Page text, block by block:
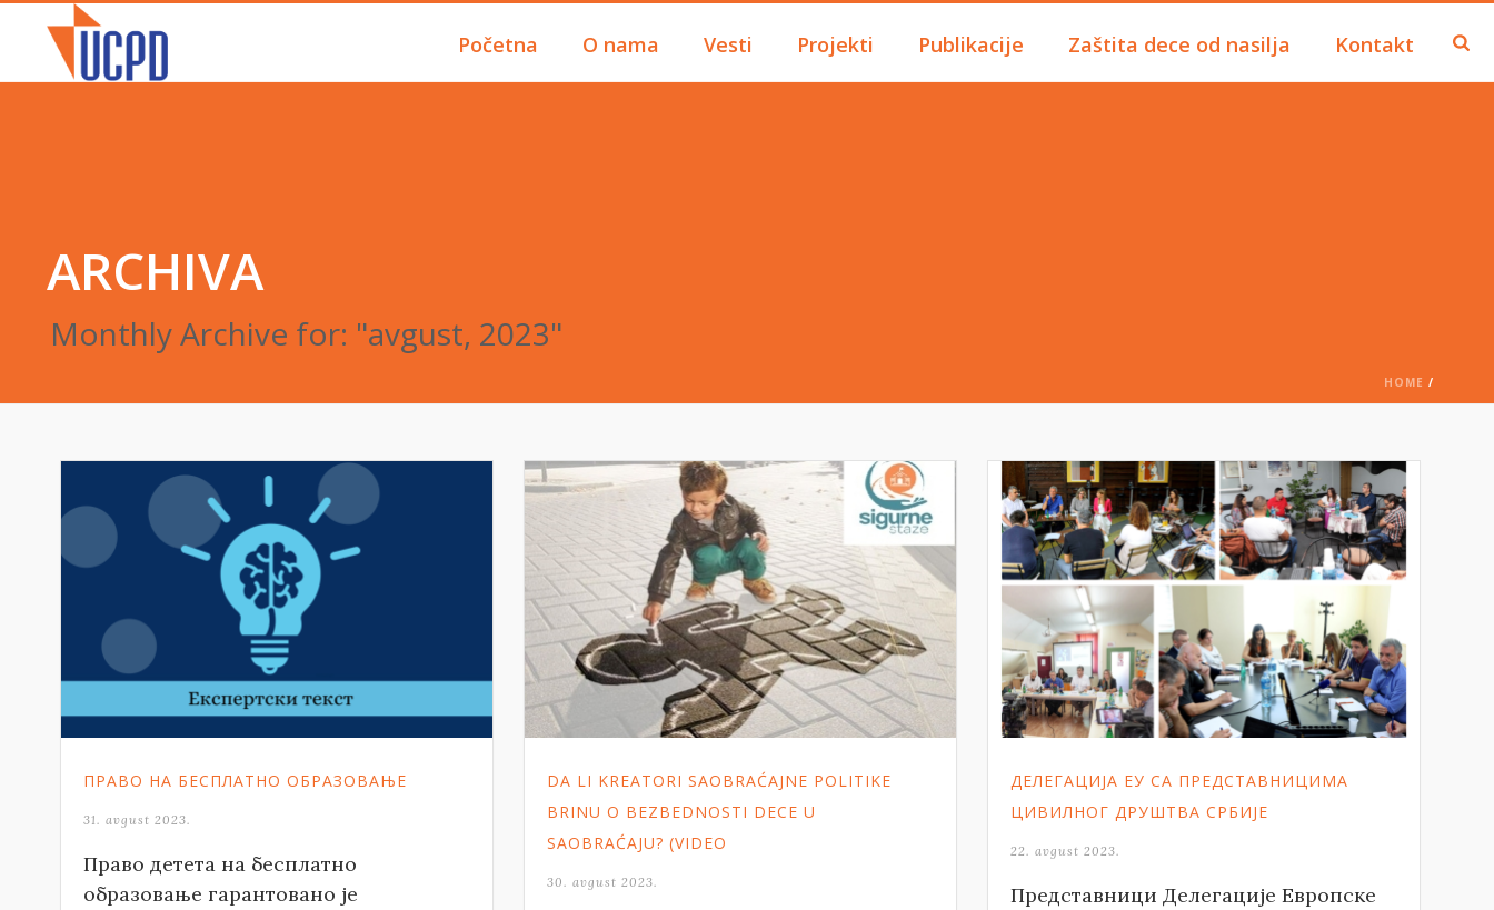
Početna O nama Vesti Projekti Publikacije Zaštita dece od nasilja Kontakt
ARCHIVA
Monthly Archive for: "avgust, 2023"
HOME /
ПРАВО НА БЕСПЛАТНО ОБРАЗОВАЊЕ
31. avgust 2023.
Право детета на бесплатно
образовање гарантовано је
DA LI KREATORI SAOBRAĆAJNE POLITIKE
BRINU O BEZBEDNOSTI DECE U
SAOBRAĆAJU? (VIDEO
30. avgust 2023.
ДЕЛЕГАЦИЈА ЕУ СА ПРЕДСТАВНИЦИМА
ЦИВИЛНОГ ДРУШТВА СРБИЈЕ
22. avgust 2023.
Представници Делегације Европске